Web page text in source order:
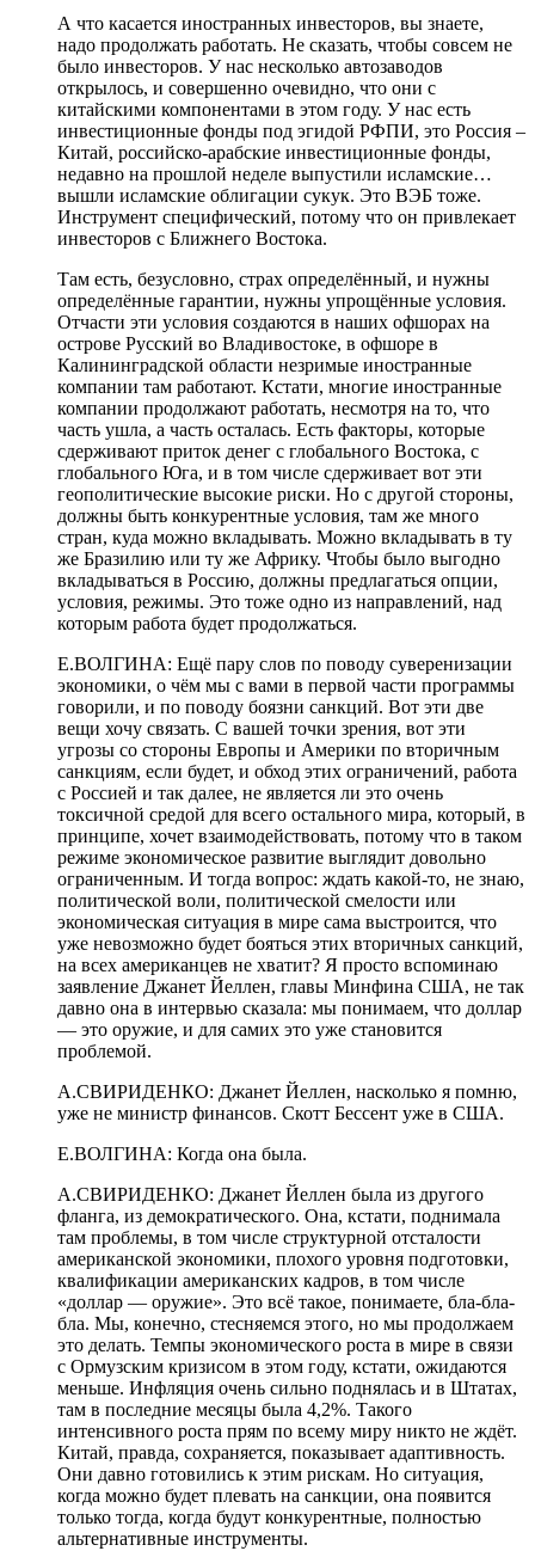
А что касается иностранных инвесторов, вы знаете,
надо продолжать работать. Не сказать, чтобы совсем не
было инвесторов. У нас несколько автозаводов
открылось, и совершенно очевидно, что они с
китайскими компонентами в этом году. У нас есть
инвестиционные фонды под эгидой РФПИ, это Россия –
Китай, российско-арабские инвестиционные фонды,
недавно на прошлой неделе выпустили исламские…
вышли исламские облигации сукук. Это ВЭБ тоже.
Инструмент специфический, потому что он привлекает
инвесторов с Ближнего Востока.
Там есть, безусловно, страх определённый, и нужны
определённые гарантии, нужны упрощённые условия.
Отчасти эти условия создаются в наших офшорах на
острове Русский во Владивостоке, в офшоре в
Калининградской области незримые иностранные
компании там работают. Кстати, многие иностранные
компании продолжают работать, несмотря на то, что
часть ушла, а часть осталась. Есть факторы, которые
сдерживают приток денег с глобального Востока, с
глобального Юга, и в том числе сдерживает вот эти
геополитические высокие риски. Но с другой стороны,
должны быть конкурентные условия, там же много
стран, куда можно вкладывать. Можно вкладывать в ту
же Бразилию или ту же Африку. Чтобы было выгодно
вкладываться в Россию, должны предлагаться опции,
условия, режимы. Это тоже одно из направлений, над
которым работа будет продолжаться.
Е.ВОЛГИНА: Ещё пару слов по поводу суверенизации
экономики, о чём мы с вами в первой части программы
говорили, и по поводу боязни санкций. Вот эти две
вещи хочу связать. С вашей точки зрения, вот эти
угрозы со стороны Европы и Америки по вторичным
санкциям, если будет, и обход этих ограничений, работа
с Россией и так далее, не является ли это очень
токсичной средой для всего остального мира, который, в
принципе, хочет взаимодействовать, потому что в таком
режиме экономическое развитие выглядит довольно
ограниченным. И тогда вопрос: ждать какой-то, не знаю,
политической воли, политической смелости или
экономическая ситуация в мире сама выстроится, что
уже невозможно будет бояться этих вторичных санкций,
на всех американцев не хватит? Я просто вспоминаю
заявление Джанет Йеллен, главы Минфина США, не так
давно она в интервью сказала: мы понимаем, что доллар
— это оружие, и для самих это уже становится
проблемой.
А.СВИРИДЕНКО: Джанет Йеллен, насколько я помню,
уже не министр финансов. Скотт Бессент уже в США.
Е.ВОЛГИНА: Когда она была.
А.СВИРИДЕНКО: Джанет Йеллен была из другого
фланга, из демократического. Она, кстати, поднимала
там проблемы, в том числе структурной отсталости
американской экономики, плохого уровня подготовки,
квалификации американских кадров, в том числе
«доллар — оружие». Это всё такое, понимаете, бла-бла-
бла. Мы, конечно, стесняемся этого, но мы продолжаем
это делать. Темпы экономического роста в мире в связи
с Ормузским кризисом в этом году, кстати, ожидаются
меньше. Инфляция очень сильно поднялась и в Штатах,
там в последние месяцы была 4,2%. Такого
интенсивного роста прям по всему миру никто не ждёт.
Китай, правда, сохраняется, показывает адаптивность.
Они давно готовились к этим рискам. Но ситуация,
когда можно будет плевать на санкции, она появится
только тогда, когда будут конкурентные, полностью
альтернативные инструменты.